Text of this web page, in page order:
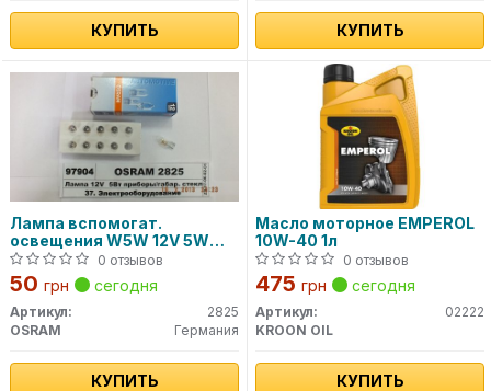
КУПИТЬ КУПИТЬ
Лампа вспомогат.
освещения W5W 12V 5W
W2.1x9.5d (пр-во OSRAM)
0 отзывов
50 грн сегодня
Артикул:
2825
OSRAM
Германия
КУПИТЬ
Масло моторное EMPEROL
10W-40 1л
0 отзывов
475 грн сегодня
Артикул:
02222
KROON OIL
КУПИТЬ